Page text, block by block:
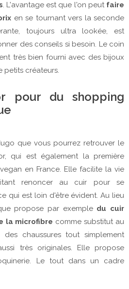
. L'avantage est que l'on peut faire
en se tournant vers la seconde
toujours ultra lookée, est
des conseils si besoin. Le coin
très bien fourni avec des bijoux
petits créateurs.
pour du shopping
que vous pourrez retrouver le
qui est également la première
en France. Elle facilite la vie
renoncer au cuir pour se
qui est loin d'être évident. Au lieu
propose par exemple du cuir
la microfibre comme substitut au
des chaussures tout simplement
très originales. Elle propose
Le tout dans un cadre